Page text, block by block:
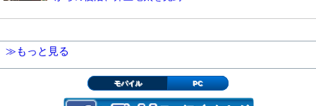
≫もっと見る
モバイル PC